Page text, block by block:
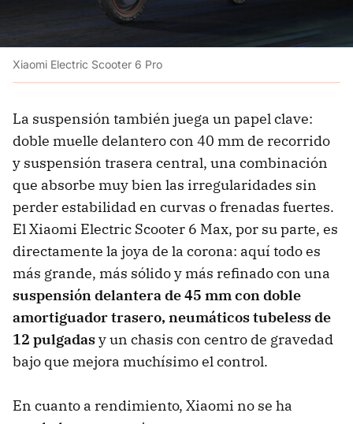
Xiaomi Electric Scooter 6 Pro
La suspensión también juega un papel clave:
doble muelle delantero con 40 mm de recorrido
y suspensión trasera central, una combinación
que absorbe muy bien las irregularidades sin
perder estabilidad en curvas o frenadas fuertes.
El Xiaomi Electric Scooter 6 Max, por su parte, es
directamente la joya de la corona: aquí todo es
más grande, más sólido y más refinado con una
suspensión delantera de 45 mm con doble
amortiguador trasero, neumáticos tubeless de
12 pulgadasy un chasis con centro de gravedad
bajo que mejora muchísimo el control.
En cuanto a rendimiento, Xiaomi no se ha